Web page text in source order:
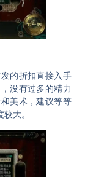
的折扣直接入手
没有过多的精力
美术，建议等等
大。